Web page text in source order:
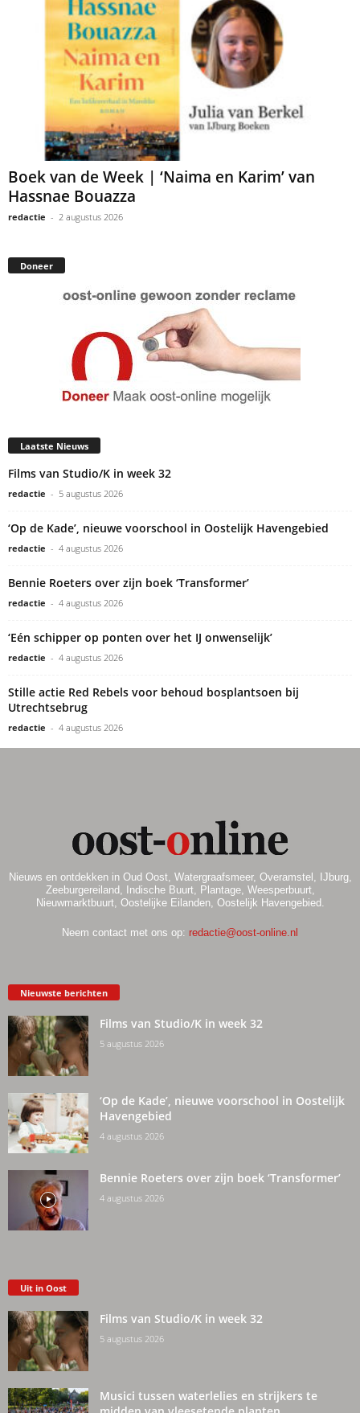
Boek van de Week | ‘Naima en Karim’ van
Hassnae Bouazza
redactie - 2 augustus 2026
Doneer
Laatste Nieuws
Films van Studio/K in week 32
redactie - 5 augustus 2026
‘Op de Kade’, nieuwe voorschool in Oostelijk Havengebied
redactie - 4 augustus 2026
Bennie Roeters over zijn boek ‘Transformer’
redactie - 4 augustus 2026
‘Eén schipper op ponten over het IJ onwenselijk’
redactie - 4 augustus 2026
Stille actie Red Rebels voor behoud bosplantsoen bij
Utrechtsebrug
redactie - 4 augustus 2026
Nieuws en ontdekken in Oud Oost, Watergraafsmeer, Overamstel, IJburg,
Zeeburgereiland, Indische Buurt, Plantage, Weesperbuurt,
Nieuwmarktbuurt, Oostelijke Eilanden, Oostelijk Havengebied.
Neem contact met ons op: redactie@oost-online.nl
Nieuwste berichten
Films van Studio/K in week 32
5 augustus 2026
‘Op de Kade’, nieuwe voorschool in Oostelijk
Havengebied
4 augustus 2026
Bennie Roeters over zijn boek ‘Transformer’
4 augustus 2026
Uit in Oost
Films van Studio/K in week 32
5 augustus 2026
Musici tussen waterlelies en strijkers te